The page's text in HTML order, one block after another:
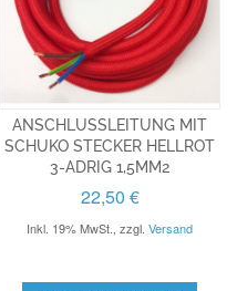
ANSCHLUSSLEITUNG MIT
SCHUKO STECKER HELLROT
3-ADRIG 1,5MM2
22,50 €
Inkl. 19% MwSt.,zzgl.Versand